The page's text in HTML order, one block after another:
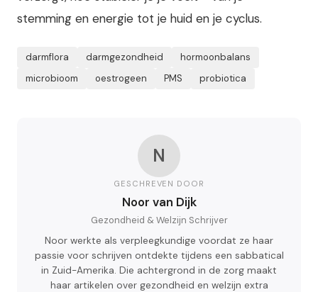
stemming en energie tot je huid en je cyclus.
darmflora darmgezondheid
hormoonbalans
microbioom
oestrogeen PMS probiotica
N
GESCHREVEN DOOR
Noor van Dijk
Gezondheid & Welzijn Schrijver
Noor werkte als verpleegkundige voordat ze haar
passie voor schrijven ontdekte tijdens een sabbatical
in Zuid-Amerika. Die achtergrond in de zorg maakt
haar artikelen over gezondheid en welzijn extra